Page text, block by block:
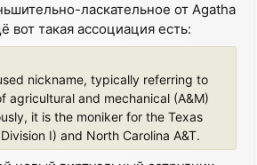
ласкательное от Agatha
такая ассоциация есть:
nickname, typically referring to
agricultural and mechanical (A&M)
it is the moniker for the Texas
I) and North Carolina A&T.